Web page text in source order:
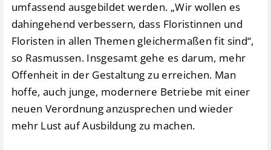
umfassend ausgebildet werden. „Wir wollen es
dahingehend verbessern, dass Floristinnen und
Floristen in allen Themen gleichermaßen fit sind“,
so Rasmussen. Insgesamt gehe es darum, mehr
Offenheit in der Gestaltung zu erreichen. Man
hoffe, auch junge, modernere Betriebe mit einer
neuen Verordnung anzusprechen und wieder
mehr Lust auf Ausbildung zu machen.